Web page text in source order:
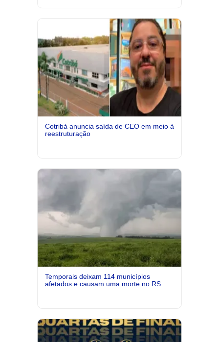
Cotribá anuncia saída de CEO em meio à
reestruturação
Temporais deixam 114 municípios
afetados e causam uma morte no RS